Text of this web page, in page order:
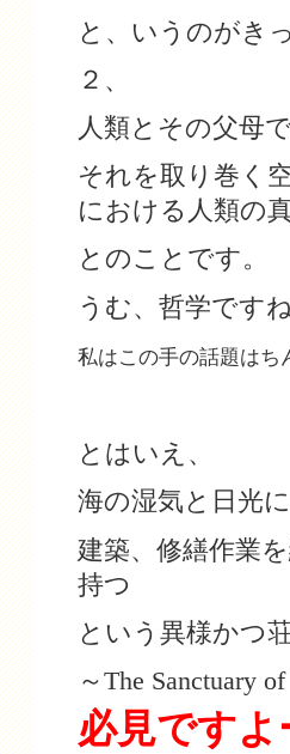
と、いうのがき
２、
人類とその父母
それを取り巻く
における人類の
とのことです。
うむ、哲学ですね
私はこの手の話題はち
とはいえ、
海の湿気と日光
建築、修繕作業
持つ
という異様かつ
～The Sanctuary
必見ですよ